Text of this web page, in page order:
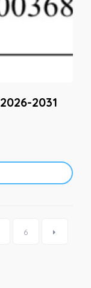
2031
6